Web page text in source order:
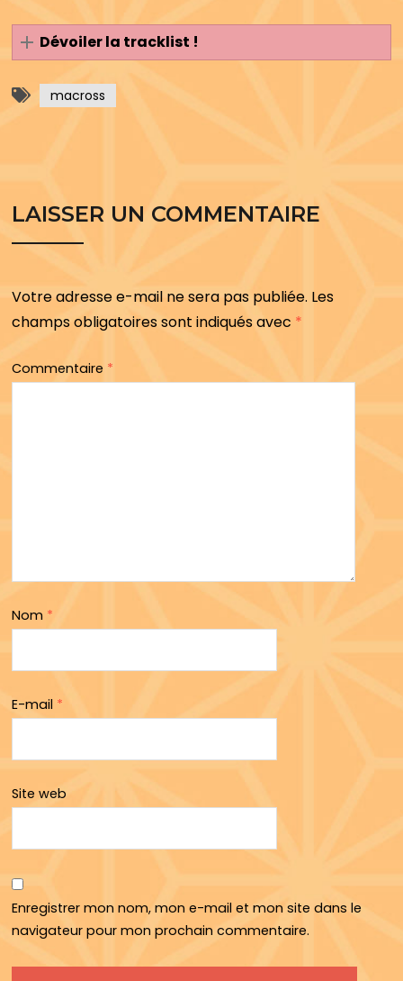
Dévoiler la tracklist !
macross
LAISSER UN COMMENTAIRE
Votre adresse e-mail ne sera pas publiée. Les
champs obligatoires sont indiqués avec *
Commentaire *
Nom *
E-mail *
Site web
Enregistrer mon nom, mon e-mail et mon site dans le
navigateur pour mon prochain commentaire.